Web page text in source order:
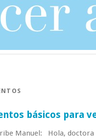
básicos para
Manuel: Hola,